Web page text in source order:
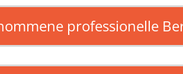
professionelle